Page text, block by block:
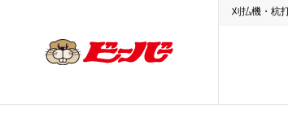
刈払機・杭